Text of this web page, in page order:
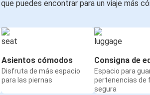
puedes encontrar para un viaje más
Asientos cómodos
Disfruta de más espacio
para las piernas
Consigna de
Espacio para
pertenencias de
segura